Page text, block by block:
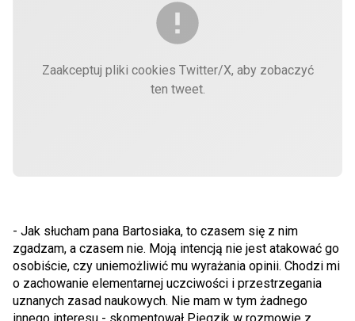
Zaakceptuj pliki cookies Twitter/X, aby zobaczyć
ten tweet.
- Jak słucham pana Bartosiaka, to czasem się z nim
zgadzam, a czasem nie. Moją intencją nie jest atakować go
osobiście, czy uniemożliwić mu wyrażania opinii. Chodzi mi
o zachowanie elementarnej uczciwości i przestrzegania
uznanych zasad naukowych. Nie mam w tym żadnego